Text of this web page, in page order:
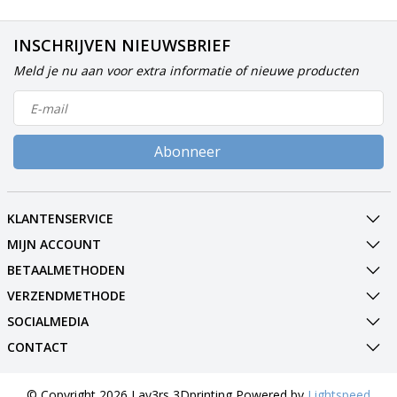
INSCHRIJVEN NIEUWSBRIEF
Meld je nu aan voor extra informatie of nieuwe producten
Abonneer
KLANTENSERVICE
MIJN ACCOUNT
BETAALMETHODEN
VERZENDMETHODE
SOCIALMEDIA
CONTACT